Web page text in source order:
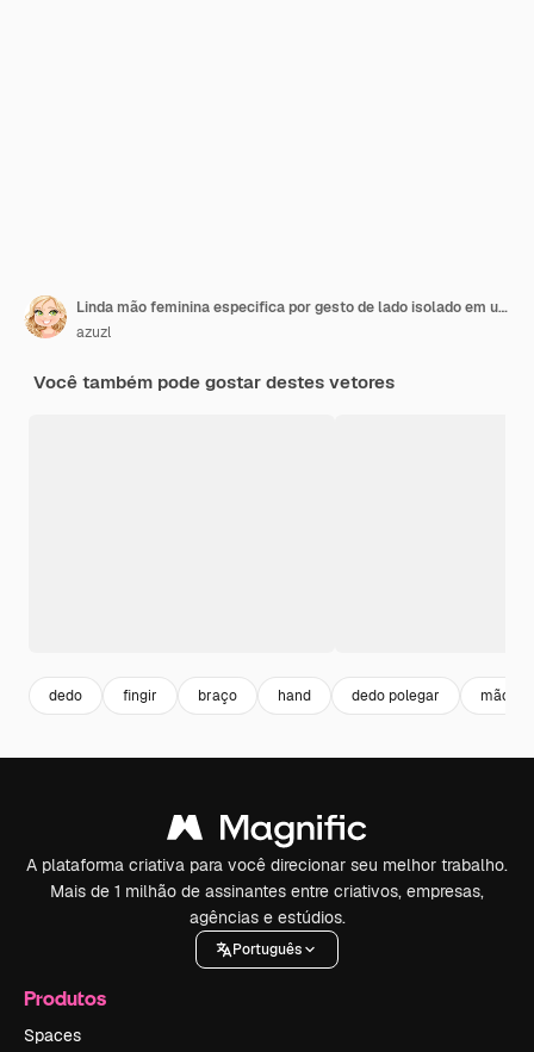
Linda mão feminina especifica por gesto de lado isolado em um fundo branco
azuzl
Você também pode gostar destes vetores
dedo fingir braço hand dedo polegar mão
A plataforma criativa para você direcionar seu melhor trabalho.
Mais de 1 milhão de assinantes entre criativos, empresas,
agências e estúdios.
Português
Produtos
Spaces